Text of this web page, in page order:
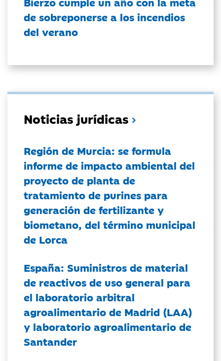
de sobreponerse a los incendios
del verano
Noticias jurídicas
Región de Murcia: se formula
informe de impacto ambiental del
proyecto de planta de
tratamiento de purines para
generación de fertilizante y
biometano, del término municipal
de Lorca
España: Suministros de material
de reactivos de uso general para
el laboratorio arbitral
agroalimentario de Madrid (LAA)
y laboratorio agroalimentario de
Santander